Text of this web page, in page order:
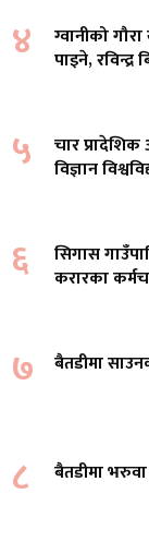
४
ग्वानीको
पाइने,
५
चार
विज्ञान
६
सिगास
करारका
७ बैतडीमा
८ बैतडीमा